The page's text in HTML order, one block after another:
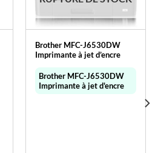
Brother MFC-J6530DW
Imprimante à jet d’encre
Brother MFC-J6530DW
Imprimante à jet d'encre